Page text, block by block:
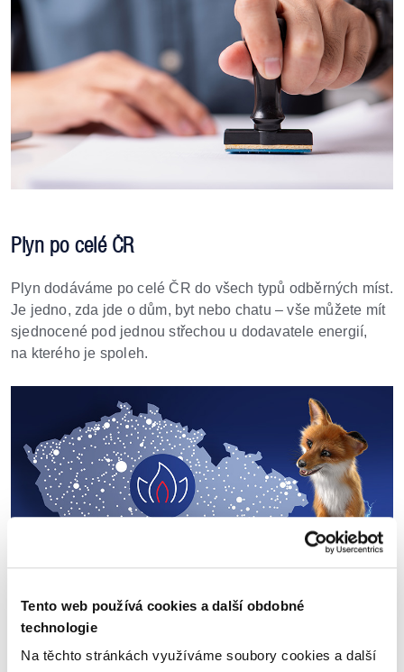
Tento web používá cookies a další obdobné
technologie
Na těchto stránkách využíváme soubory cookies a další
Plyn po celé ČR
Plyn dodáváme po celé ČR do všech typů odběrných míst.
Je jedno, zda jde o dům, byt nebo chatu – vše můžete mít
sjednocené pod jednou střechou u dodavatele energií,
na kterého je spoleh.
Kvalitní zákaznický servis